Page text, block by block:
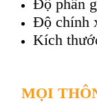
Độ phân
Độ chính
Kích
MỌI